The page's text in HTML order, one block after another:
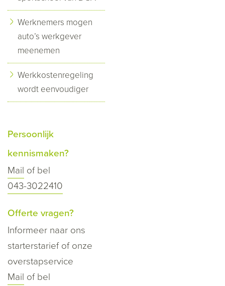
Werknemers mogen
auto’s werkgever
meenemen
Werkkostenregeling
wordt eenvoudiger
Persoonlijk
kennismaken?
Mail of bel
043-3022410
Offerte vragen?
Informeer naar ons
starterstarief of onze
overstapservice
Mail of bel